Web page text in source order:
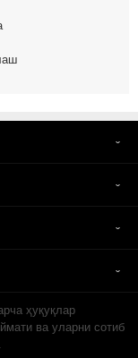
ҳуқуқлар
ва уларни сотиб